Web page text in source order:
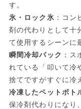
す。
氷・ロック氷 ：コ
剤の代わりとして十
て使用するシーンに
瞬間冷却パック ：
れている「叩いて冷
捨てですがすぐに冷
冷凍したペットボト
保冷剤代わりになり